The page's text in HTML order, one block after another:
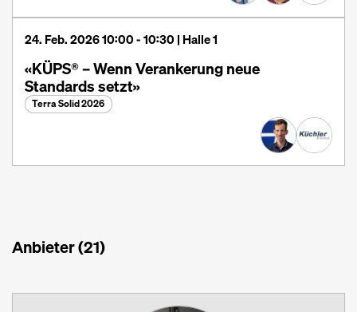
24. Feb. 2026 10:00 - 10:30 | Halle 1
«KÜPS® – Wenn Verankerung neue
Standards setzt»
Terra Solid 2026
Anbieter (21)